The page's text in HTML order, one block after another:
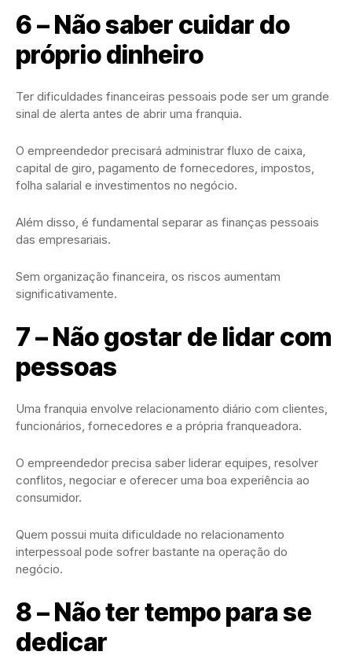
6 – Não saber cuidar do
próprio dinheiro
Ter dificuldades financeiras pessoais pode ser um grande
sinal de alerta antes de abrir uma franquia.
O empreendedor precisará administrar fluxo de caixa,
capital de giro, pagamento de fornecedores, impostos,
folha salarial e investimentos no negócio.
Além disso, é fundamental separar as finanças pessoais
das empresariais.
Sem organização financeira, os riscos aumentam
significativamente.
7 – Não gostar de lidar com
pessoas
Uma franquia envolve relacionamento diário com clientes,
funcionários, fornecedores e a própria franqueadora.
O empreendedor precisa saber liderar equipes, resolver
conflitos, negociar e oferecer uma boa experiência ao
consumidor.
Quem possui muita dificuldade no relacionamento
interpessoal pode sofrer bastante na operação do
negócio.
8 – Não ter tempo para se
dedicar